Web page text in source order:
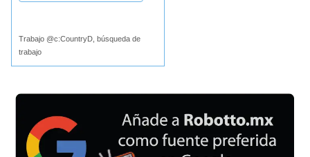
Trabajo @c:CountryD, búsqueda de
trabajo